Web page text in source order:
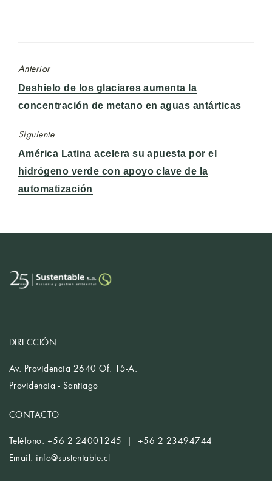
Anterior
Entrada
anterior:
Deshielo de los glaciares aumenta la
concentración de metano en aguas antárticas
Siguiente
Entrada
siguiente:
América Latina acelera su apuesta por el
hidrógeno verde con apoyo clave de la
automatización
DIRECCIÓN
Av. Providencia 2640 Of. 15-A.
Providencia - Santiago
CONTACTO
Teléfono: +56 2 24001245 | +56 2 23494744
Email: info@sustentable.cl